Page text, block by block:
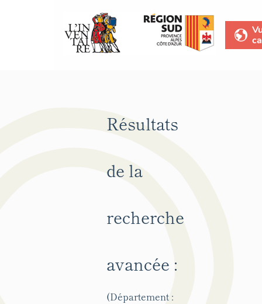
Résultats
de la
recherche
avancée :
(Département :